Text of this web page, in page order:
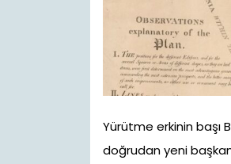
Yürütme erkinin başı
doğrudan yeni başkan